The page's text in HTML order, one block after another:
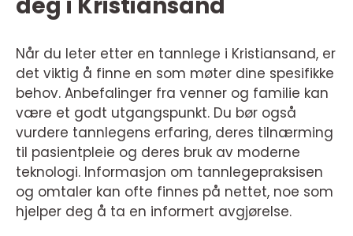
Når du leter etter en tannlege i Kristiansand, er
det viktig å finne en som møter dine spesifikke
behov. Anbefalinger fra venner og familie kan
være et godt utgangspunkt. Du bør også
vurdere tannlegens erfaring, deres tilnærming
til pasientpleie og deres bruk av moderne
teknologi. Informasjon om tannlegepraksisen
og omtaler kan ofte finnes på nettet, noe som
hjelper deg å ta en informert avgjørelse.